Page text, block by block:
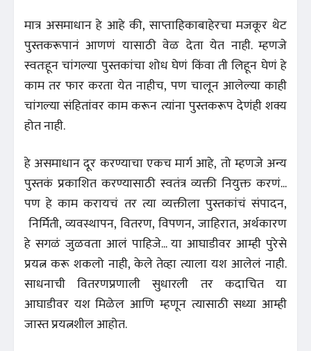
मात्र असमाधान हे आहे की, साप्ताहिकाबाहेरचा मजकूर थेट
पुस्तकरूपानं आणणं यासाठी वेळ देता येत नाही. म्हणजे
स्वतःहून चांगल्या पुस्तकांचा शोध घेणं किंवा ती लिहून घेणं हे
काम तर फार करता येत नाहीच, पण चालून आलेल्या काही
चांगल्या संहितांवर काम करून त्यांना पुस्तकरूप देणंही शक्य
होत नाही.
हे असमाधान दूर करण्याचा एकच मार्ग आहे, तो म्हणजे अन्य
पुस्तकं प्रकाशित करण्यासाठी स्वतंत्र व्यक्ती नियुक्त करणं...
पण हे काम करायचं तर त्या व्यक्तीला पुस्तकांचं संपादन,
निर्मिती, व्यवस्थापन, वितरण, विपणन, जाहिरात, अर्थकारण
हे सगळं जुळवता आलं पाहिजे... या आघाडीवर आम्ही पुरेसे
प्रयत्न करू शकलो नाही, केले तेव्हा त्याला यश आलेलं नाही.
साधनाची वितरणप्रणाली सुधारली तर कदाचित या
आघाडीवर यश मिळेल आणि म्हणून त्यासाठी सध्या आम्ही
जास्त प्रयत्नशील आहोत.